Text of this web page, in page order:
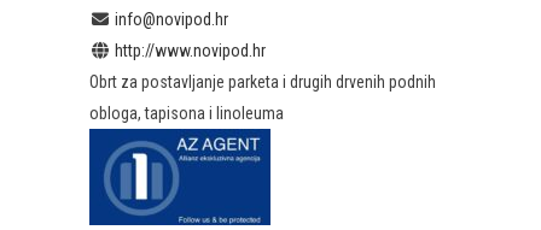
info@novipod.hr
http://www.novipod.hr
Obrt za postavljanje parketa i drugih drvenih podnih
obloga, tapisona i linoleuma